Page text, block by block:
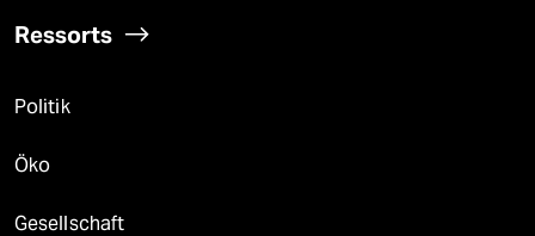
Ressorts
Politik
Öko
Gesellschaft